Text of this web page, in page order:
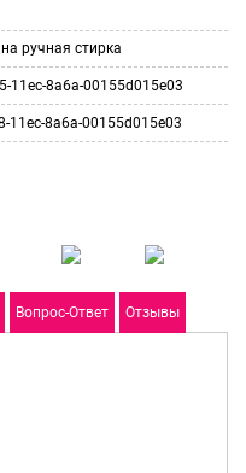
ручная стирка
11ec-8a6a-00155d015e03
11ec-8a6a-00155d015e03
Вопрос-Ответ Отзывы